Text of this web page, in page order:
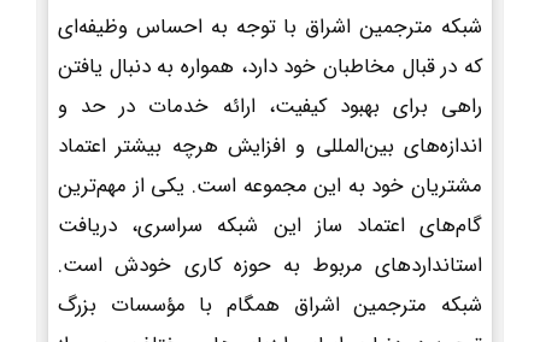
شبکه مترجمین اشراق با توجه به احساس وظیفه‌ای
که در قبال مخاطبان خود دارد، همواره به دنبال یافتن
راهی برای بهبود کیفیت، ارائه خدمات در حد و
اندازه‌های بین‌المللی و افزایش هرچه بیشتر اعتماد
مشتریان خود به این مجموعه است. یکی از مهم‌ترین
گام‌های اعتماد ساز این شبکه سراسری، دریافت
استانداردهای مربوط به حوزه کاری خودش است.
شبکه مترجمین اشراق همگام با مؤسسات بزرگ